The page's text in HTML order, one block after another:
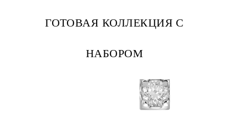
ГОТОВАЯ КОЛЛЕКЦИЯ С
НАБОРОМ